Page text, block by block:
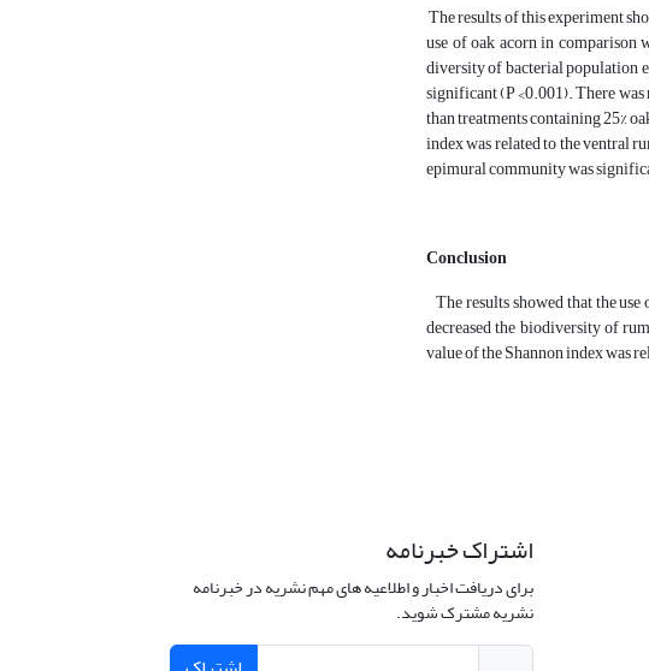
The results of this experiment
use of oak acorn in
diversity of bacterial population
significant (P <0.001). There
than treatments containing 25%
index was related to the ventral
epimural community was
Conclusion
The results showed that the
decreased the biodiversity of
value of the Shannon index was
اشتراک خبرنامه
برای دریافت اخبار و اطلاعیه های مهم نشریه در خبرنامه
نشریه مشترک شوید.